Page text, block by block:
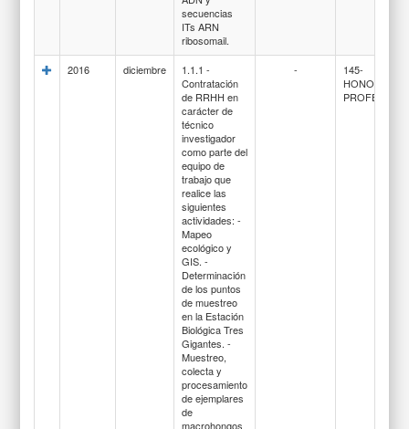
secuencias
ITs ARN
ribosomail.
2016 diciembre
1.1.1 -
Contratación
de RRHH en
carácter de
técnico
investigador
como parte del
equipo de
trabajo que
realice las
siguientes
actividades: -
Mapeo
ecológico y
GIS. -
Determinación
de los puntos
de muestreo
en la Estación
Biológica Tres
Gigantes. -
Muestreo,
colecta y
procesamiento
de ejemplares
de
macrohongos
-
145-